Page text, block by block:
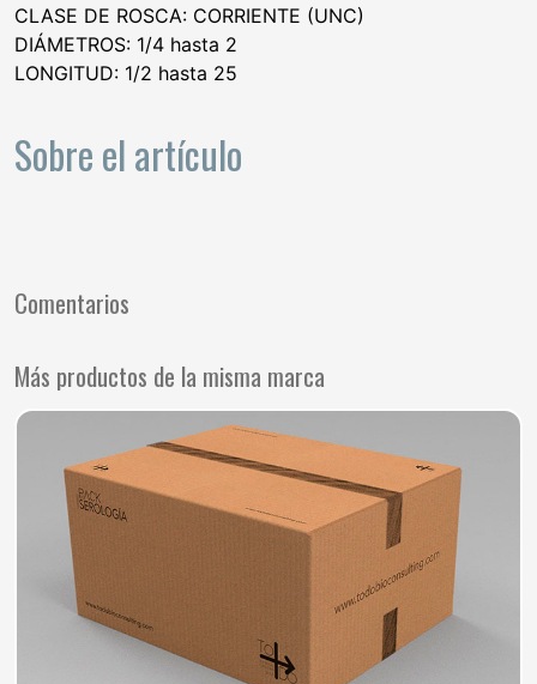
CLASE DE ROSCA: CORRIENTE (UNC)
DIÁMETROS: 1/4 hasta 2
LONGITUD: 1/2 hasta 25
Sobre el artículo
Comentarios
Más productos de la misma marca